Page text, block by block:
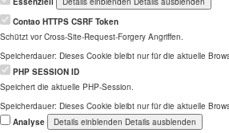
Contao HTTPS CSRF Token
Schützt vor Cross-Site-Request-Forgery Angriffen.
Speicherdauer: Dieses Cookie bleibt nur für die aktuelle
PHP SESSION ID
Speichert die aktuelle PHP-Session.
Speicherdauer: Dieses Cookie bleibt nur für die aktuelle
Analyse
Details einblenden Details ausblenden